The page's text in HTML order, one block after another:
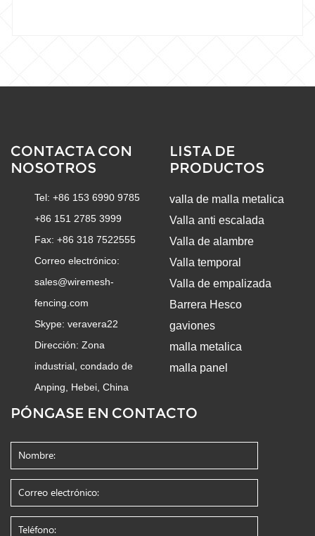
CONTACTA CON
NOSOTROS
Tel: +86 153 6990 9785
+86 151 2785 3999
Fax: +86 318 7522555
Correo electrónico:
sales@wiremesh-
fencing.com
Skype:veravera22
Dirección: Zona
industrial, condado de
Anping, Hebei, China
LISTA DE
PRODUCTOS
valla de malla metalica
Valla anti escalada
Valla de alambre
Valla temporal
Valla de empalizada
Barrera Hesco
gaviones
malla metalica
malla panel
PÓNGASE EN CONTACTO